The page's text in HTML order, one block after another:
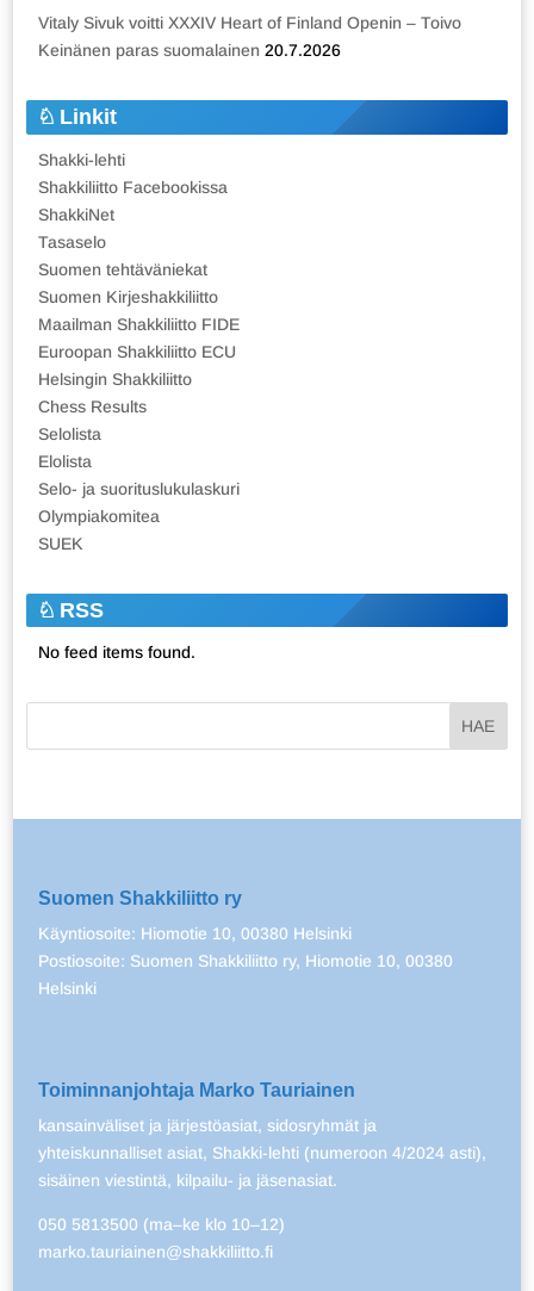
Vitaly Sivuk voitti XXXIV Heart of Finland Openin – Toivo
Keinänen paras suomalainen 20.7.2026
Linkit
Shakki-lehti
Shakkiliitto Facebookissa
ShakkiNet
Tasaselo
Suomen tehtäväniekat
Suomen Kirjeshakkiliitto
Maailman Shakkiliitto FIDE
Euroopan Shakkiliitto ECU
Helsingin Shakkiliitto
Chess Results
Selolista
Elolista
Selo- ja suorituslukulaskuri
Olympiakomitea
SUEK
RSS
No feed items found.
Suomen Shakkiliitto ry
Käyntiosoite: Hiomotie 10, 00380 Helsinki
Postiosoite: Suomen Shakkiliitto ry, Hiomotie 10, 00380
Helsinki
Toiminnanjohtaja Marko Tauriainen
kansainväliset ja järjestöasiat, sidosryhmät ja
yhteiskunnalliset asiat, Shakki-lehti (numeroon 4/2024 asti),
sisäinen viestintä, kilpailu- ja jäsenasiat.
050 5813500 (ma–ke klo 10–12)
marko.tauriainen@shakkiliitto.fi